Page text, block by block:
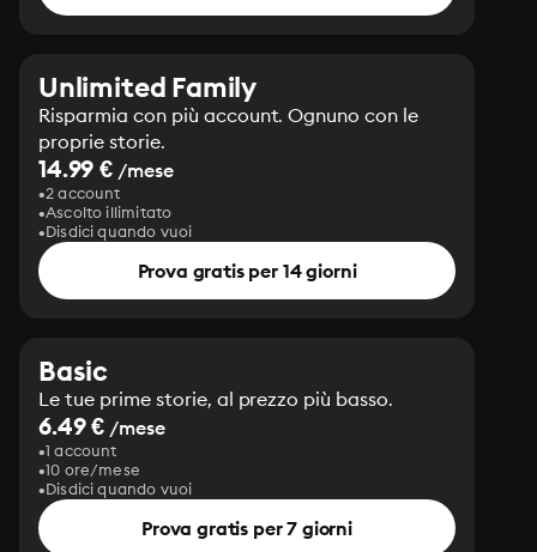
Unlimited Family
Risparmia con più account. Ognuno con le
proprie storie.
14.99 € /mese
2 account
Ascolto illimitato
Disdici quando vuoi
Prova gratis per 14 giorni
Basic
Le tue prime storie, al prezzo più basso.
6.49 € /mese
1 account
10 ore/mese
Disdici quando vuoi
Prova gratis per 7 giorni